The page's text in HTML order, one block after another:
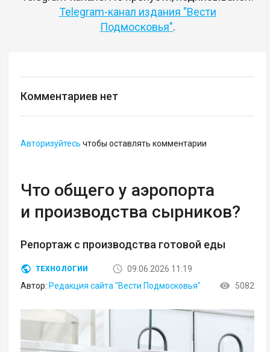
Telegram-канал издания "Вести
Подмосковья".
Комментариев нет
Авторизуйтесь чтобы оставлять комментарии
Что общего у аэропорта
и производства сырников?
Репортаж с производства готовой еды
ТЕХНОЛОГИИ
09.06.2026 11:19
Автор: Редакция сайта "Вести Подмосковья" 5082